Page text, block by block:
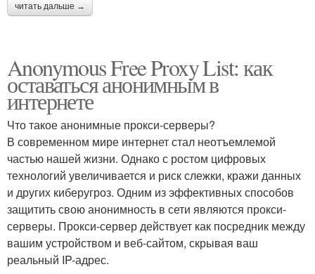
читать дальше →
Anonymous Free Proxy List: как
оставаться анонимным в
интернете
Что такое анонимные прокси-серверы?
В современном мире интернет стал неотъемлемой
частью нашей жизни. Однако с ростом цифровых
технологий увеличивается и риск слежки, кражи данных
и других киберугроз. Одним из эффективных способов
защитить свою анонимность в сети являются прокси-
серверы. Прокси-сервер действует как посредник между
вашим устройством и веб-сайтом, скрывая ваш
реальный IP-адрес.